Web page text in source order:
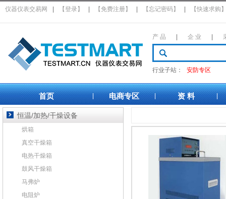
仪器仪表交易网 【登录】 【免费注册】 【忘记密码】 【快速求购
产 品 企 业
行业子站： 安防专区
首页 电商专区 资 料
恒温/加热/干燥设备
烘箱
真空干燥箱
电热干燥箱
鼓风干燥箱
马弗炉
电阻炉